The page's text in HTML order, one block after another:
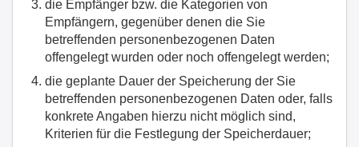
die Empfänger bzw. die Kategorien von
Empfängern, gegenüber denen die Sie
betreffenden personenbezogenen Daten
offengelegt wurden oder noch offengelegt werden;
die geplante Dauer der Speicherung der Sie
betreffenden personenbezogenen Daten oder, falls
konkrete Angaben hierzu nicht möglich sind,
Kriterien für die Festlegung der Speicherdauer;